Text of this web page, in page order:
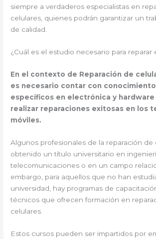
siempre a verdaderos especialistas en
celulares, quienes podrán garantizar un
de calidad.
¿Cuál es el estudio necesario para reparar
En el contexto de Reparación de
es necesario contar con
específicos en electrónica y
realizar reparaciones exitosas en los
móviles.
Algunos profesionales de la reparación de
obtenido un título universitario en
telecomunicaciones o en un campo
embargo, para aquellos que no han
universidad, hay programas de
técnicos que ofrecen formación en
celulares.
Estos cursos pueden ser impartidos por